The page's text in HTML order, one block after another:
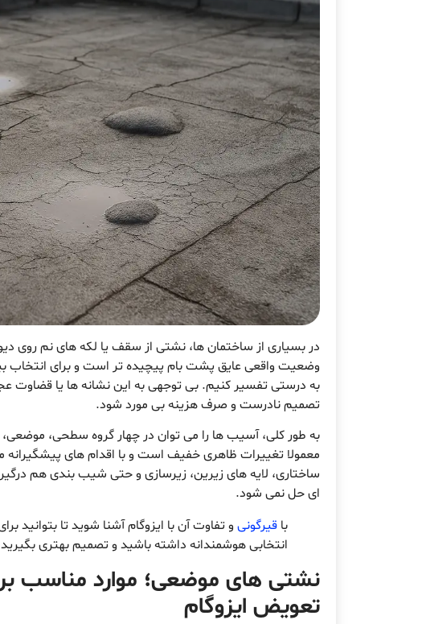
در بسیاری از ساختمان ها، نشتی از سقف یا لکه های نم روی
وضعیت واقعی عایق پشت بام پیچیده تر است و برای انتخاب
به درستی تفسیر کنیم. بی توجهی به این نشانه ها یا قضاوت
تصمیم نادرست و صرف هزینه بی مورد شود.
به طور کلی، آسیب ها را می توان در چهار گروه سطحی،
معمولا تغییرات ظاهری خفیف است و با اقدام های
ساختاری، لایه های زیرین، زیرسازی و حتی شیب بندی هم
ای حل نمی شود.
با قیرگونی و تفاوت آن با ایزوگام آشنا شوید تا
انتخابی هوشمندانه داشته باشید و تصمیم بهتری
نشتی های موضعی؛ موارد مناسب
تعویض ایزوگام